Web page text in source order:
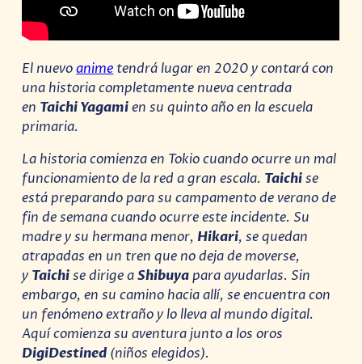
El nuevoanime tendrá lugar en 2020 y contará con
una historia completamente nueva centrada
en Taichi Yagamien su quinto año en la escuela
primaria.
La historia comienza en Tokio cuando ocurre un mal
funcionamiento de la red a gran escala. Taichise
está preparando para su campamento de verano de
fin de semana cuando ocurre este incidente. Su
madre y su hermana menor, Hikari, se quedan
atrapadas en un tren que no deja de moverse,
y Taichise dirige aShibuyapara ayudarlas. Sin
embargo, en su camino hacia allí, se encuentra con
un fenómeno extraño y lo lleva al mundo digital.
Aquí comienza su aventura junto a los oros
DigiDestined (niños elegidos).